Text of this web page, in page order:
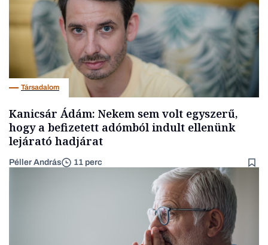
Társadalom
Kanicsár Ádám: Nekem sem volt egyszerű,
hogy a befizetett adómból indult ellenünk
lejárató hadjárat
Péller András 11 perc